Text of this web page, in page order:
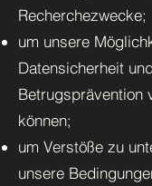
Recherchezwecke;
um unsere
Datensicherheit und
Betrugsprävention
können;
um Verstöße zu
unsere